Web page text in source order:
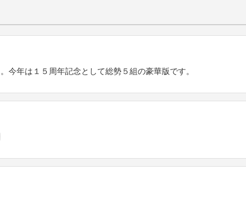
年は１５周年記念として総勢５組の豪華版です。